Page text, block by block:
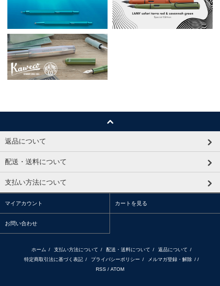
返品について
配送・送料について
支払い方法について
マイアカウント カートを見る
お問い合わせ
ホーム / 支払い方法について / 配送・送料について / 返品について /
特定商取引法に基づく表記 / プライバシーポリシー / メルマガ登録・解除 / /
RSS / ATOM